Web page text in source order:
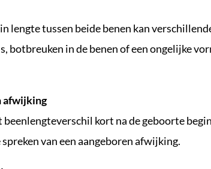
lengte tussen beide benen kan
botbreuken in de benen of een ongelijke
afwijking
beenlengteverschil kort na de geboorte
van een aangeboren afwijking.